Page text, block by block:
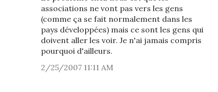
associations ne vont pas vers les gens
(comme ça se fait normalement dans les
pays développées) mais ce sont les gens qui
doivent aller les voir. Je n'ai jamais compris
pourquoi d'ailleurs.
2/25/2007 11:11 AM